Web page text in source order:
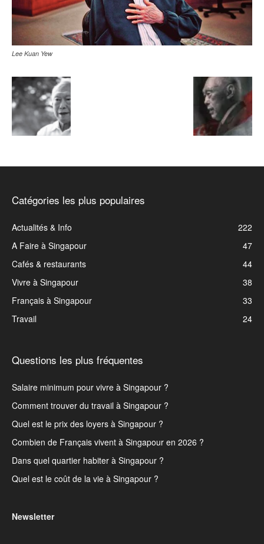
Lee Kuan Yew
Catégories les plus populaires
Actualités & Info
222
A Faire à Singapour
47
Cafés & restaurants
44
Vivre à Singapour
38
Français à Singapour
33
Travail
24
Questions les plus fréquentes
Salaire minimum pour vivre à Singapour ?
Comment trouver du travail à Singapour ?
Quel est le prix des loyers à Singapour ?
Combien de Français vivent à Singapour en 2026 ?
Dans quel quartier habiter à Singapour ?
Quel est le coût de la vie à Singapour ?
Newsletter